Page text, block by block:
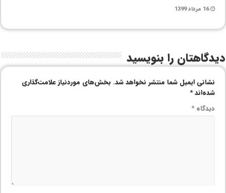
16 مرداد 1399
دیدگاهتان را بنویسید
نشانی ایمیل شما منتشر نخواهد شد. بخش‌های موردنیاز علامت‌گذاری
شده‌اند*
دیدگاه*